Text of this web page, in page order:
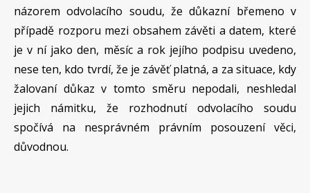
názorem odvolacího soudu, že důkazní břemeno v
případě rozporu mezi obsahem závěti a datem, které
je v ní jako den, měsíc a rok jejího podpisu uvedeno,
nese ten, kdo tvrdí, že je závěť platná, a za situace, kdy
žalovaní důkaz v tomto směru nepodali, neshledal
jejich námitku, že rozhodnutí odvolacího soudu
spočívá na nesprávném právním posouzení věci,
důvodnou.